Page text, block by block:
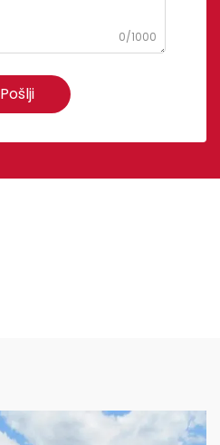
0/1000
Pošlji